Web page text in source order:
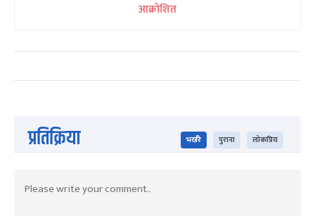
आक्रोशित
प्रतिक्रिया भर्खरै पुराना लोकप्रिय